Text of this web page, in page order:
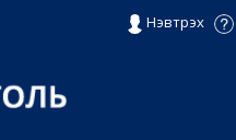
Нэвтрэх